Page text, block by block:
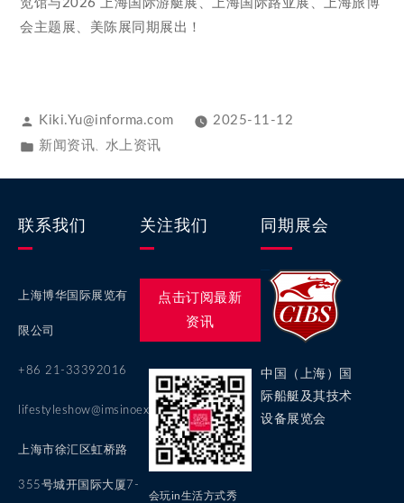
览馆与2026 上海国际游艇展、上海国际路亚展、上海旅博
会主题展、美陈展同期展出！
Kiki.Yu@informa.com
2025-11-12
新闻资讯
水上资讯
联系我们
上海博华国际展览有
限公司
+86 21-33392016
lifestyleshow@imsinoexpo.com
上海市徐汇区虹桥路
355号城开国际大厦7-
关注我们
点击订阅最新
资讯
会玩in生活方式秀
同期展会
中国（上海）国
际船艇及其技术
设备展览会